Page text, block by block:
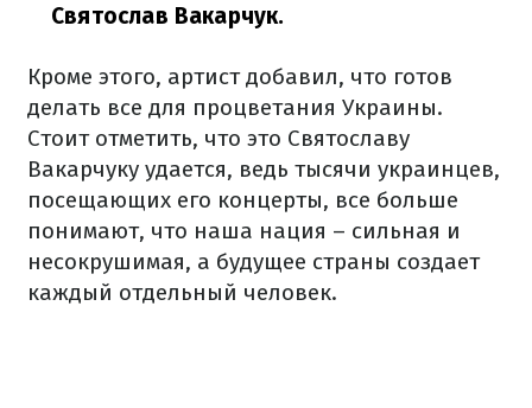
Святослав Вакарчук.
Кроме этого, артист добавил, что готов
делать все для процветания Украины.
Стоит отметить, что это Святославу
Вакарчуку удается, ведь тысячи украинцев,
посещающих его концерты, все больше
понимают, что наша нация – сильная и
несокрушимая, а будущее страны создает
каждый отдельный человек.